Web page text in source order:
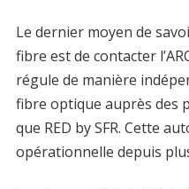
Le dernier moyen de
fibre est de contacter
régule de manière
fibre optique auprès des
que RED by SFR. Cette
opérationnelle depuis